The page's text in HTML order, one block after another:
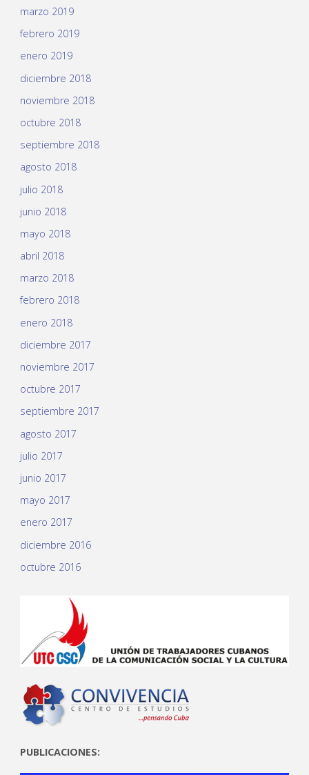
marzo 2019
febrero 2019
enero 2019
diciembre 2018
noviembre 2018
octubre 2018
septiembre 2018
agosto 2018
julio 2018
junio 2018
mayo 2018
abril 2018
marzo 2018
febrero 2018
enero 2018
diciembre 2017
noviembre 2017
octubre 2017
septiembre 2017
agosto 2017
julio 2017
junio 2017
mayo 2017
enero 2017
diciembre 2016
octubre 2016
PUBLICACIONES: